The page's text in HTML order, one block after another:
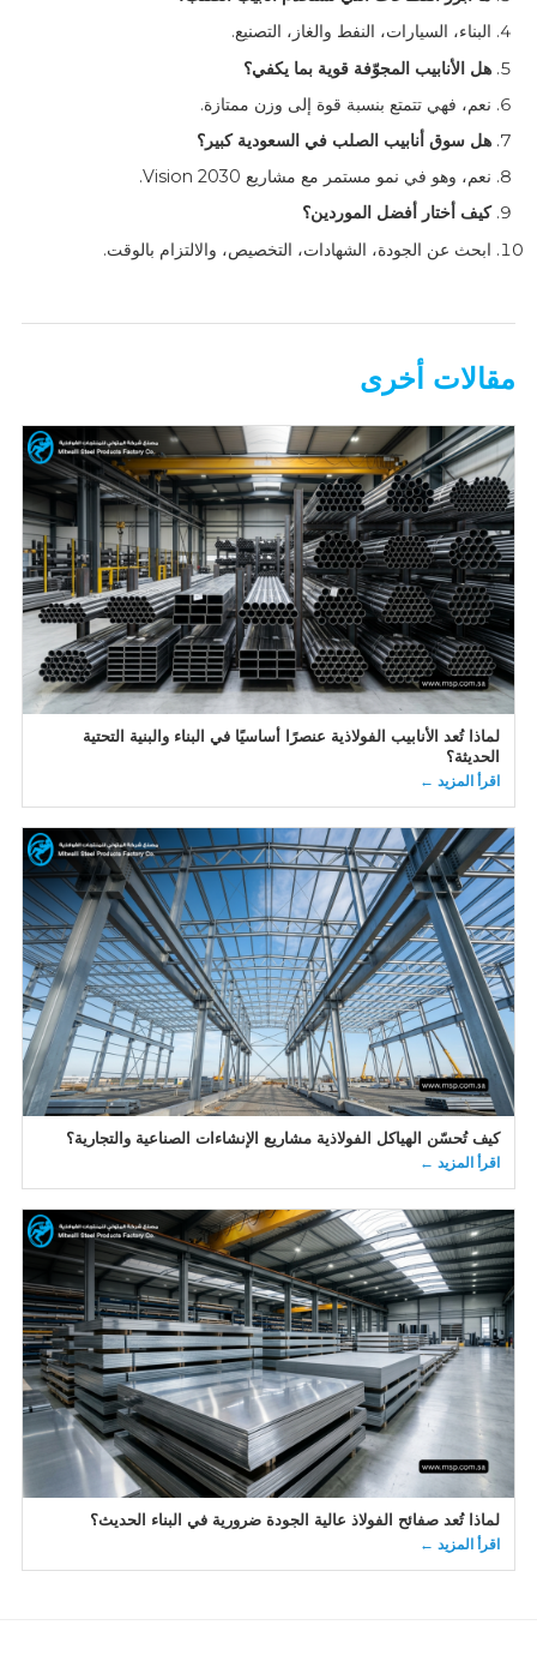
البناء، السيارات، النفط والغاز، التصنيع.
هل الأنابيب المجوّفة قوية بما يكفي؟
نعم، فهي تتمتع بنسبة قوة إلى وزن ممتازة.
هل سوق أنابيب الصلب في السعودية كبير؟
نعم، وهو في نمو مستمر مع مشاريع Vision 2030.
كيف أختار أفضل الموردين؟
ابحث عن الجودة، الشهادات، التخصيص، والالتزام بالوقت.
مقالات أخرى
لماذا تُعد الأنابيب الفولاذية عنصرًا أساسيًا في البناء والبنية التحتية
الحديثة؟
اقرأ المزيد ←
كيف تُحسّن الهياكل الفولاذية مشاريع الإنشاءات الصناعية والتجارية؟
اقرأ المزيد ←
لماذا تُعد صفائح الفولاذ عالية الجودة ضرورية في البناء الحديث؟
اقرأ المزيد ←